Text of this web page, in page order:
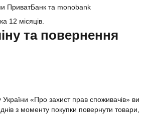
ПриватБанк та monobank
12 місяців.
та повернення
України «Про захист прав споживачів» ви
з моменту покупки повернути товари,